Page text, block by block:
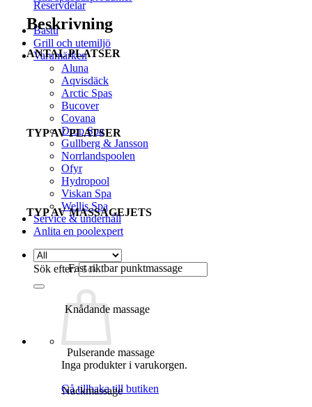
Reservdelar
Bastu
Grill och utemiljö
Varumärken
Aluna
Aqvisdäck
Arctic Spas
Bucover
Covana
Drop Spa
Gullberg & Jansson
Norrlandspoolen
Ofyr
Hydropool
Viskan Spa
Wellis Spa
Service & underhåll
Anlita en poolexpert
Sök efter:
Inga produkter i varukorgen.
Gå tillbaka till butiken
Beskrivning
ANTAL PLATSER
TYP AV PLATSER
TYP AV MASSAGEJETS
Fast riktbar punktmassage
Knådande massage
Pulserande massage
Nackmassage